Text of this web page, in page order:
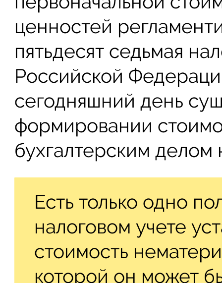
ценностей
пятьдесят седьмая
Российской
сегодняшний день
формировании
бухгалтерским делом
Есть только одно
налоговом учете
стоимость
которой он может